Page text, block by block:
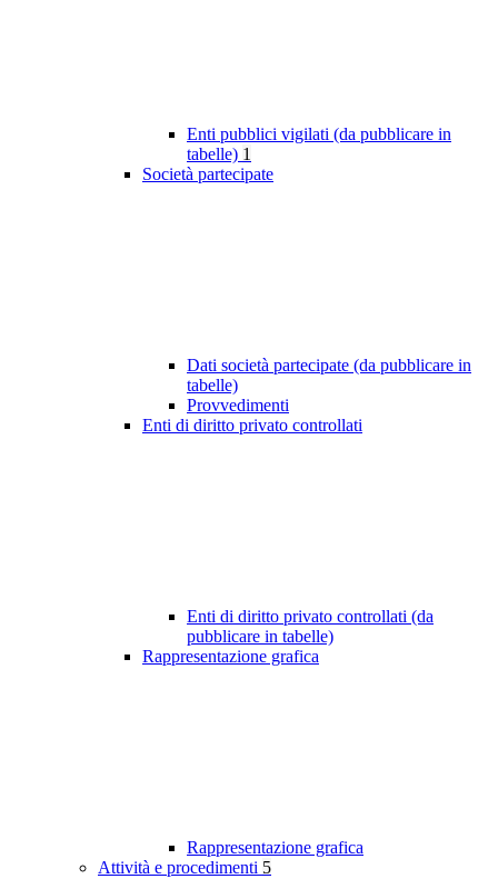
Enti pubblici vigilati (da pubblicare in
tabelle) 1
Società partecipate
Dati società partecipate (da pubblicare in
tabelle)
Provvedimenti
Enti di diritto privato controllati
Enti di diritto privato controllati (da
pubblicare in tabelle)
Rappresentazione grafica
Rappresentazione grafica
Attività e procedimenti 5